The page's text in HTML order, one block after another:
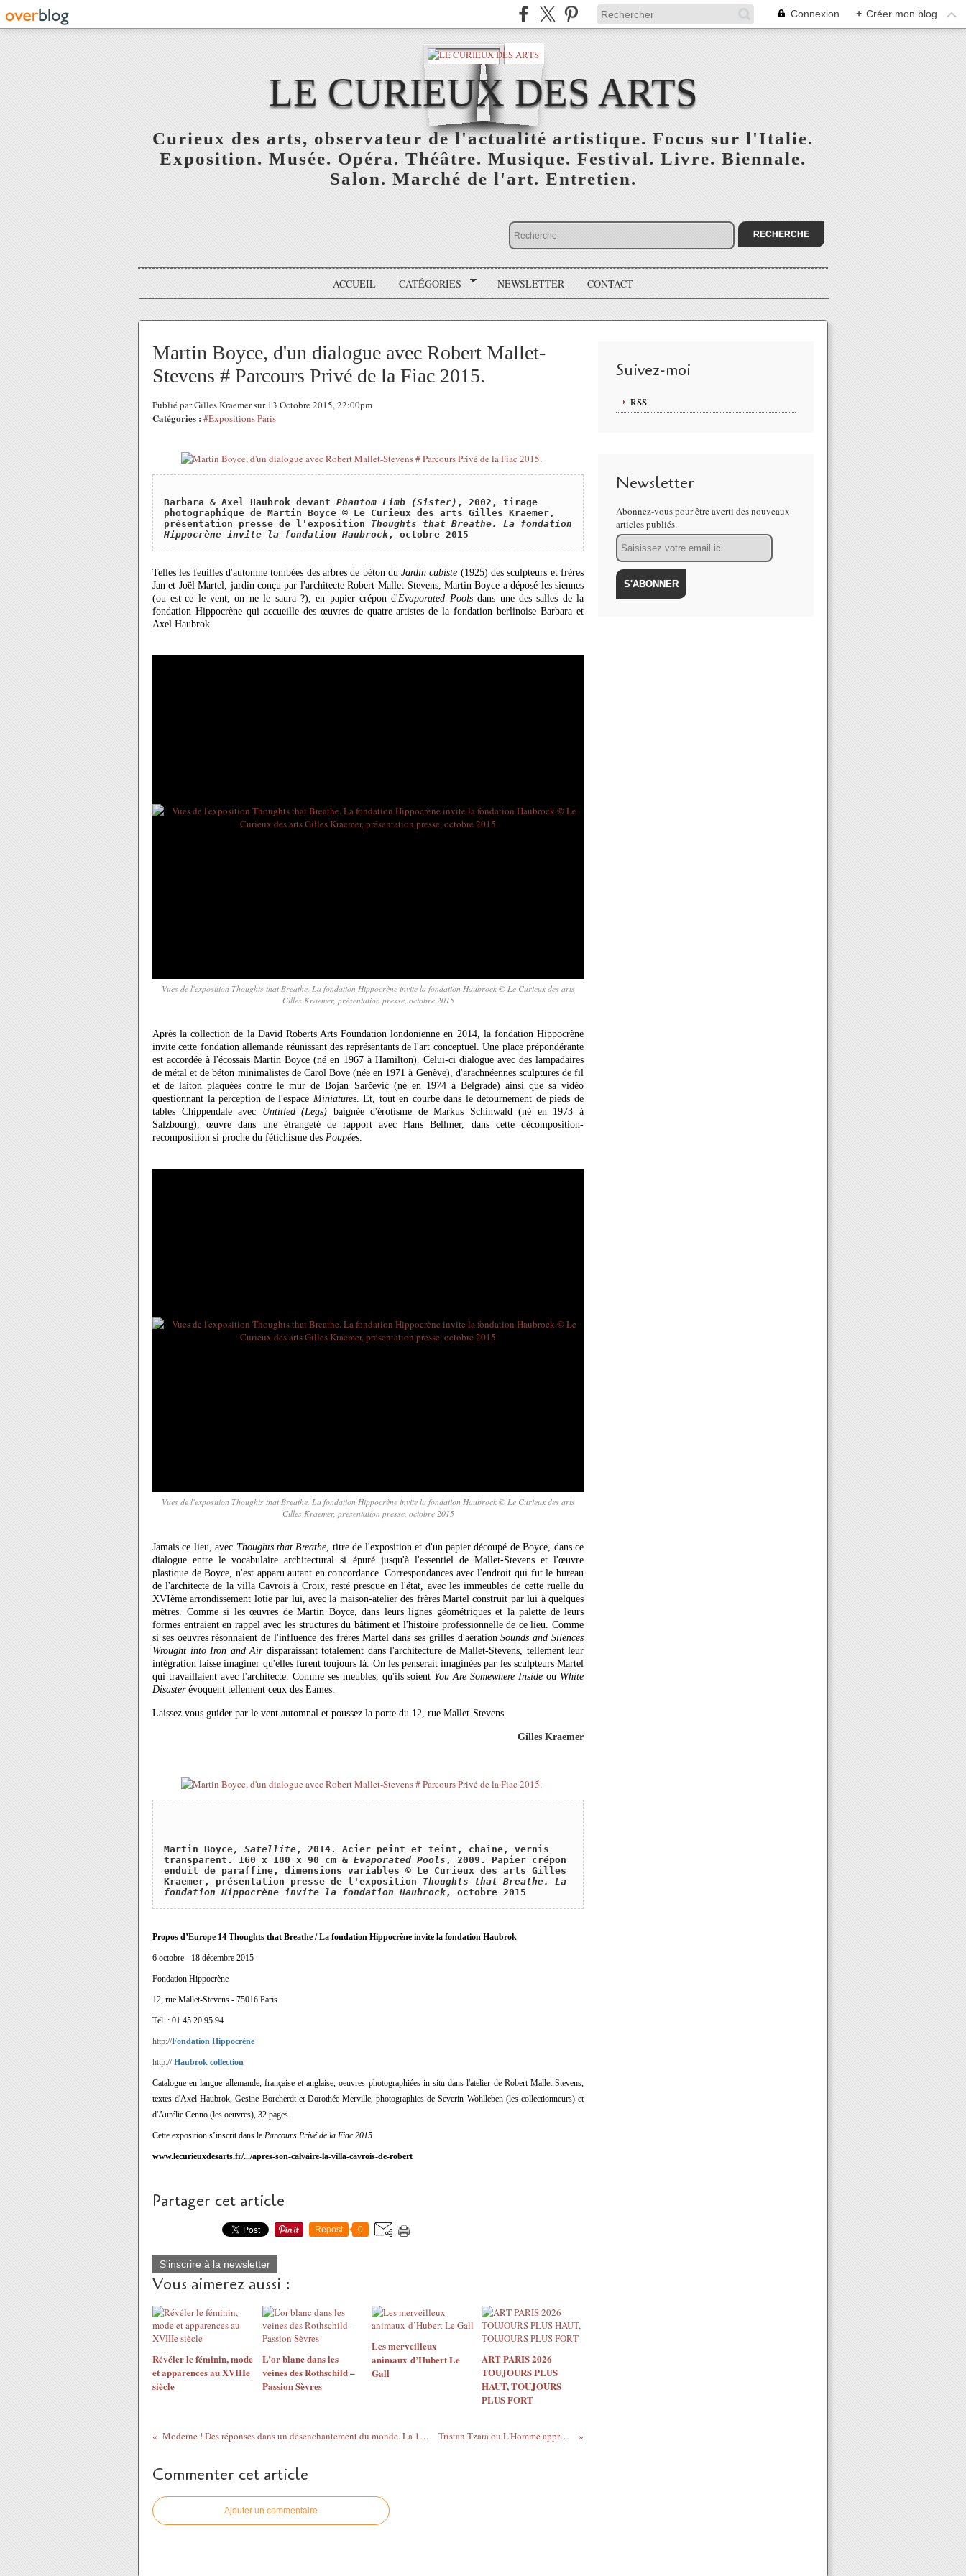
Connexion + Créer mon blog
LE CURIEUX DES ARTS
Curieux des arts, observateur de l'actualité artistique. Focus sur l'Italie.
Exposition. Musée. Opéra. Théâtre. Musique. Festival. Livre. Biennale.
Salon. Marché de l'art. Entretien.
ACCUEIL CATÉGORIES NEWSLETTER CONTACT
Martin Boyce, d'un dialogue avec Robert Mallet-
Stevens # Parcours Privé de la Fiac 2015.
Publié par Gilles Kraemer sur 13 Octobre 2015, 22:00pm
Catégories : #Expositions Paris
Barbara & Axel Haubrok devant Phantom Limb (Sister) , 2002, tirage
photographique de Martin Boyce © Le Curieux des arts Gilles Kraemer,
présentation presse de l'exposition Thoughts that Breathe. La fondation
Hippocrène invite la fondation Haubrock , octobre 2015
Telles les feuilles d'automne tombées des arbres de béton duJardin cubiste (1925) des sculpteurs et frères
Jan et Joël Martel, jardin conçu par l'architecte Robert Mallet-Stevens, Martin Boyce a déposé les siennes
(ou est-ce le vent, on ne le saura ?), en papier crépon d'Evaporated Poolsdans une des salles de la
fondation Hippocrène qui accueille des œuvres de quatre artistes de la fondation berlinoise Barbara et
Axel Haubrok.
Vues de l'exposition Thoughts that Breathe. La fondation Hippocrène invite la fondation Haubrock © Le Curieux des arts
Gilles Kraemer, présentation presse, octobre 2015
Après la collection de la David Roberts Arts Foundation londonienne en 2014, la fondation Hippocrène
invite cette fondation allemande réunissant des représentants de l'art conceptuel. Une place prépondérante
est accordée à l'écossais Martin Boyce (né en 1967 à Hamilton). Celui-ci dialogue avec des lampadaires
de métal et de béton minimalistes de Carol Bove (née en 1971 à Genève), d'arachnéennes sculptures de fil
et de laiton plaquées contre le mur de Bojan Sarčević (né en 1974 à Belgrade) ainsi que sa vidéo
questionnant la perception de l'espace Miniatures. Et, tout en courbe dans le détournement de pieds de
tables Chippendale avec Untitled (Legs) baignée d'érotisme de Markus Schinwald (né en 1973 à
Salzbourg), œuvre dans une étrangeté de rapport avec Hans Bellmer, dans cette décomposition-
recomposition si proche du fétichisme des Poupées.
Vues de l'exposition Thoughts that Breathe. La fondation Hippocrène invite la fondation Haubrock © Le Curieux des arts
Gilles Kraemer, présentation presse, octobre 2015
Jamais ce lieu, avec Thoughts that Breathe, titre de l'exposition et d'un papier découpé de Boyce, dans ce
dialogue entre le vocabulaire architectural si épuré jusqu'à l'essentiel de Mallet-Stevens et l'œuvre
plastique de Boyce, n'est apparu autant en concordance. Correspondances avec l'endroit qui fut le bureau
de l'architecte de la villa Cavrois à Croix, resté presque en l'état, avec les immeubles de cette ruelle du
XVIème arrondissement lotie par lui, avec la maison-atelier des frères Martel construit par lui à quelques
mètres. Comme si les œuvres de Martin Boyce, dans leurs lignes géométriques et la palette de leurs
formes entraient en rappel avec les structures du bâtiment et l'histoire professionnelle de ce lieu. Comme
si ses oeuvres résonnaient de l'influence des frères Martel dans ses grilles d'aérationSounds and Silences
Wrought into Iron and Airdisparaissant totalement dans l'architecture de Mallet-Stevens, tellement leur
intégration laisse imaginer qu'elles furent toujours là. On les penserait imaginées par les sculpteurs Martel
qui travaillaient avec l'architecte. Comme ses meubles, qu'ils soient You Are Somewhere Inside ou White
Disasterévoquent tellement ceux des Eames.
Laissez vous guider par le vent automnal et poussez la porte du 12, rue Mallet-Stevens.
Gilles Kraemer
Martin Boyce, Satellite , 2014. Acier peint et teint, chaîne, vernis
transparent. 160 x 180 x 90 cm & Evaporated Pools , 2009. Papier crépon
enduit de paraffine, dimensions variables © Le Curieux des arts Gilles
Kraemer, présentation presse de l'exposition Thoughts that Breathe. La
fondation Hippocrène invite la fondation Haubrock , octobre 2015
Propos d’Europe 14 Thoughts that Breathe / La fondation Hippocrène invite la fondation Haubrok
6 octobre - 18 décembre 2015
Fondation Hippocrène
12, rue Mallet-Stevens - 75016 Paris
Tél. : 01 45 20 95 94
http://Fondation Hippocrène
http:// Haubrok collection
Catalogue en langue allemande, française et anglaise, oeuvres photographiées in situ dans l'atelier de Robert Mallet-Stevens,
textes d'Axel Haubrok, Gesine Borcherdt et Dorothée Merville, photographies de Severin Wohlleben (les collectionneurs) et
d'Aurélie Cenno (les oeuvres), 32 pages.
Cette exposition s’inscrit dans le Parcours Privé de la Fiac 2015.
www.lecurieuxdesarts.fr/.../apres-son-calvaire-la-villa-cavrois-de-robert
Partager cet article
Repost 0
S'inscrire à la newsletter
Vous aimerez aussi :
​​​​​​​Révéler le féminin, mode
et apparences au XVIIIe
siècle
L’or blanc dans les
veines des Rothschild –
Passion Sèvres
Les merveilleux
animaux d’Hubert Le
Gall
ART PARIS 2026
TOUJOURS PLUS
HAUT, TOUJOURS
PLUS FORT
Moderne ! Des réponses dans un désenchantement du monde. La 13e biennale de Lyon. 2015 Tristan Tzara ou L'Homme approximatif exposé
Commenter cet article
Ajouter un commentaire
Suivez-moi
RSS
Newsletter
Abonnez-vous pour être averti des nouveaux
articles publiés.
Email